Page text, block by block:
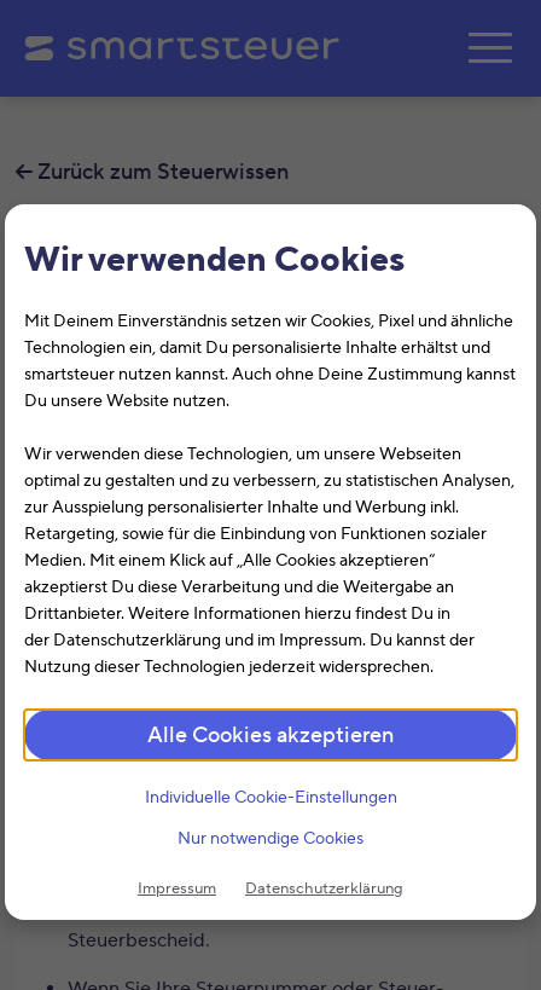
Wir verwenden Cookies
Mit Deinem Einverständnis setzen wir Cookies, Pixel und ähnliche
Technologien ein, damit Du personalisierte Inhalte erhältst und
smartsteuer nutzen kannst. Auch ohne Deine Zustimmung kannst
Du unsere Website nutzen.
Wir verwenden diese Technologien, um unsere Webseiten
optimal zu gestalten und zu verbessern, zu statistischen Analysen,
zur Ausspielung personalisierter Inhalte und Werbung inkl.
Retargeting, sowie für die Einbindung von Funktionen sozialer
Medien. Mit einem Klick auf „Alle Cookies akzeptieren“
akzeptierst Du diese Verarbeitung und die Weitergabe an
Drittanbieter. Weitere Informationen hierzu findest Du in
der Datenschutzerklärung und im Impressum. Du kannst der
Nutzung dieser Technologien jederzeit widersprechen.
Alle Cookies akzeptieren
Individuelle Cookie-Einstellungen
Nur notwendige Cookies
Impressum Datenschutzerklärung
Zum Hauptinhalt
Zurück zum Steuerwissen
Steuernummer und Steuer-ID –
Das Wichtigste in Kürze
Seit 2008 gibt es die
Steuer-
Identifikationsnummer (Steuer-ID), die ein
Leben lang gilt. Vorher gab es die
Steuernummer, die sich mit jedem Umzug
änderte.
Für die Einkommensteuererklärung benötigen
wenn Sie eine „alte“ Steuernummer besitzen
bzw. verheiratet sind auch die gemeinsame
abgegeben haben, finden Sie Ihre
Steuernummer und Steuer-
Steuerbescheid.